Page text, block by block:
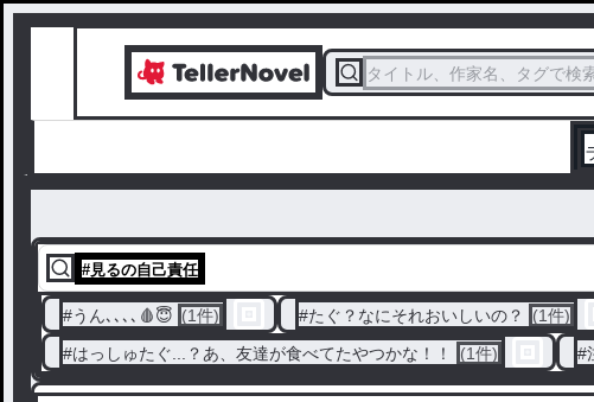
タイトル、作家名、タグで検
#見るの自己責任
#うん､､､､🩸😇 (1件) #たぐ？なにそれおいしいの？ (1件)
#はっしゅたぐ...？あ、友達が食べてたやつかな！！ (1件) #